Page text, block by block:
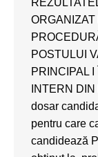
POSTULUI
PRINCIPAL
INTERN
dosar
pentru care
candidează